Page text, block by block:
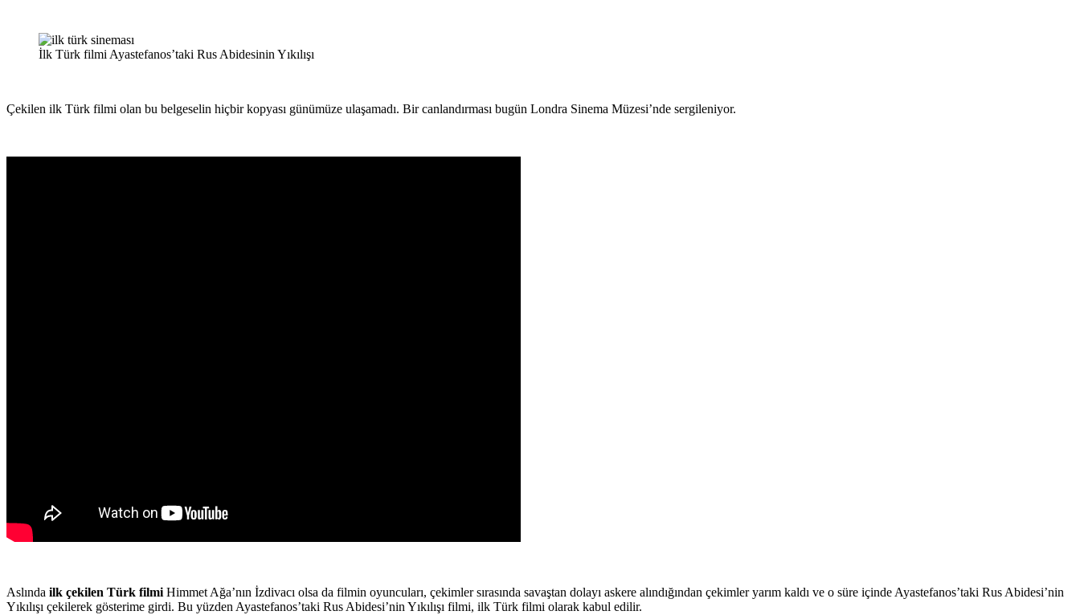
İlk Türk filmi Ayastefanos’taki Rus Abidesinin Yıkılışı
Çekilen ilk Türk filmi olan bu belgeselin hiçbir kopyası günümüze ulaşamadı. Bir canlandırması bugün Londra Sinema Müzesi’nde sergileniyor.
Aslında ilk çekilen Türk filmiHimmet Ağa’nın İzdivacı olsa da filmin oyuncuları, çekimler sırasında savaştan dolayı askere alındığından çekimler yarım kaldı ve o süre içinde Ayastefanos’taki Rus Abidesi’nin
Yıkılışı çekilerek gösterime girdi. Bu yüzden Ayastefanos’taki Rus Abidesi’nin Yıkılışı filmi, ilk Türk filmi olarak kabul edilir.